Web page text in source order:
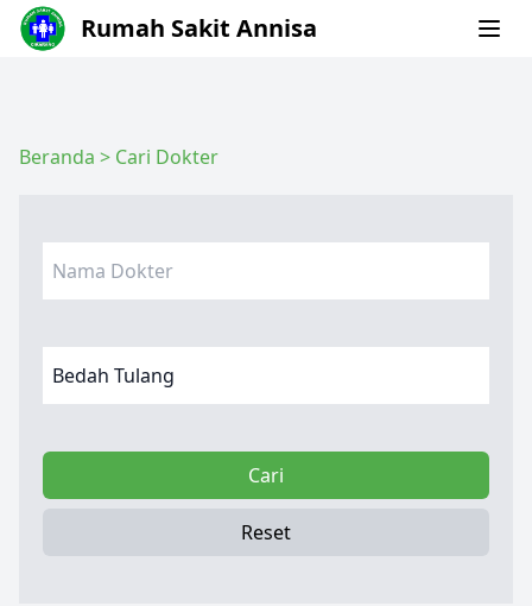
Rumah Sakit Annisa
Beranda > Cari Dokter
Cari
Reset